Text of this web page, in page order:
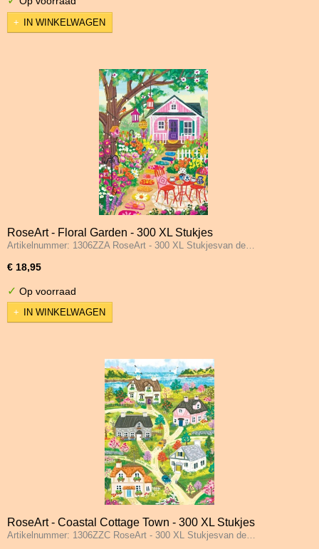
IN WINKELWAGEN
RoseArt - Floral Garden - 300 XL Stukjes
Artikelnummer: 1306ZZA RoseArt - 300 XL Stukjesvan de…
€ 18,95
✓ Op voorraad
IN WINKELWAGEN
RoseArt - Coastal Cottage Town - 300 XL Stukjes
Artikelnummer: 1306ZZC RoseArt - 300 XL Stukjesvan de…